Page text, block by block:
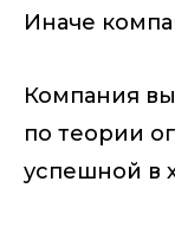
Иначе
Компания
по теории
успешной в